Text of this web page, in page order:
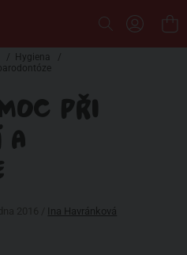
/ Hygiena
/
PŘI
A
Ina Havránková